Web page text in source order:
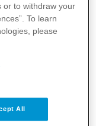
Fundación
de los
para Jóvenes
or to withdraw your
To learn
please
All